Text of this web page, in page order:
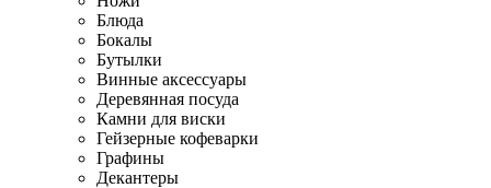
Блюда
Бокалы
Бутылки
Винные аксессуары
Деревянная посуда
Камни для виски
Гейзерные кофеварки
Графины
Декантеры